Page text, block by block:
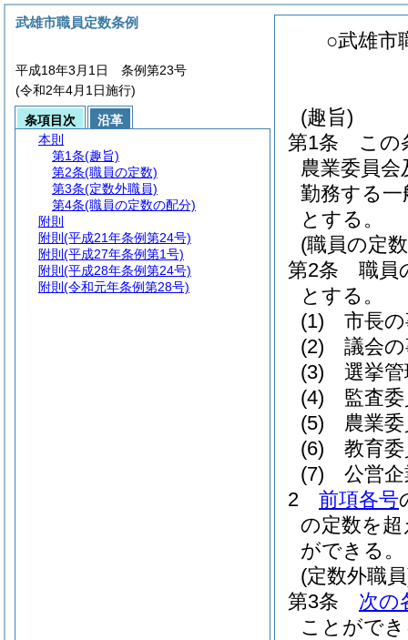
○武雄市
(趣旨)
第1条
この
農業委員
勤務する
とする。
(職員の定
第2条
職員
とする。
(1)
市長
(2)
議会
(3)
選挙
(4)
監査
(5)
農業
(6)
教育
(7)
公営
2
前項各号
の定数を
ができる。
(定数外職
第3条
次の
ことがで
武雄市職員定数条例
平成18年3月1日 条例第23号
(令和2年4月1日施行)
条項目次
沿革
本則
第1条(趣旨)
第2条(職員の定数)
第3条(定数外職員)
第4条(職員の定数の配分)
附則
附則 (平成21年条例第24号)
附則 (平成27年条例第1号)
附則 (平成28年条例第24号)
附則 (令和元年条例第28号)